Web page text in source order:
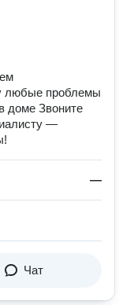
любые проблемы
доме Звоните
—
—
Чат